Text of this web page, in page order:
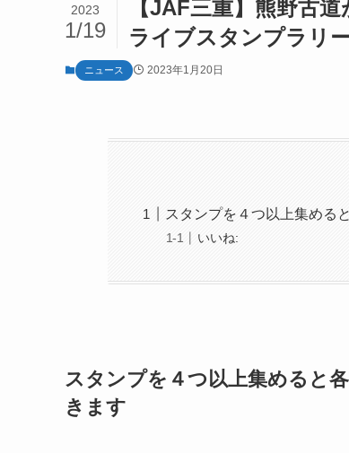
【JAF三重】熊野古
ライブスタンプラリ
2023
1/19
ニュース 2023年1月20日
スタンプを４つ以上集める
いいね:
スタンプを４つ以上集めると
きます